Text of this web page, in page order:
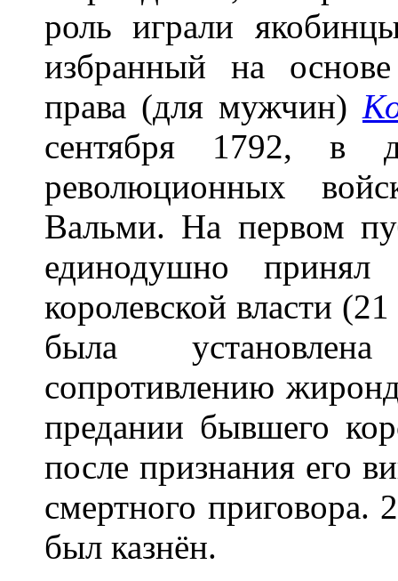
роль играли
избранный на основе
права (для мужчин)
сентября 1792, в
революционных
Вальми. На первом
единодушно
королевской власти
была
сопротивлению
предании бывшего
после признания его
смертного
был казнён.